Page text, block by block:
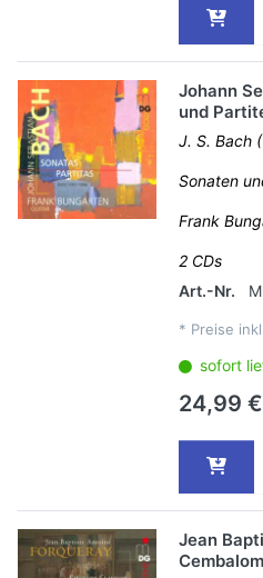
Johann
und
J. S. Bach
Sonaten
Frank
2 CDs
Art.-Nr.
* Preise
sofort
24,99
Jean